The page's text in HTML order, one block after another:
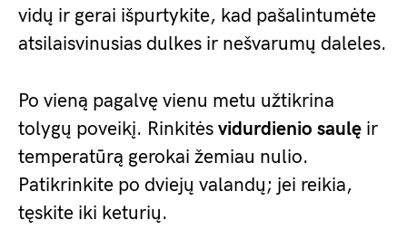
vidų ir gerai išpurtykite, kad pašalintumėte
atsilaisvinusias dulkes ir nešvarumų daleles.
Po vieną pagalvę vienu metu užtikrina
tolygų poveikį. Rinkitės vidurdienio saulę ir
temperatūrą gerokai žemiau nulio.
Patikrinkite po dviejų valandų; jei reikia,
tęskite iki keturių.